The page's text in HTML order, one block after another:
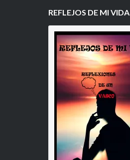
REFLEJOS DE MI VIDA